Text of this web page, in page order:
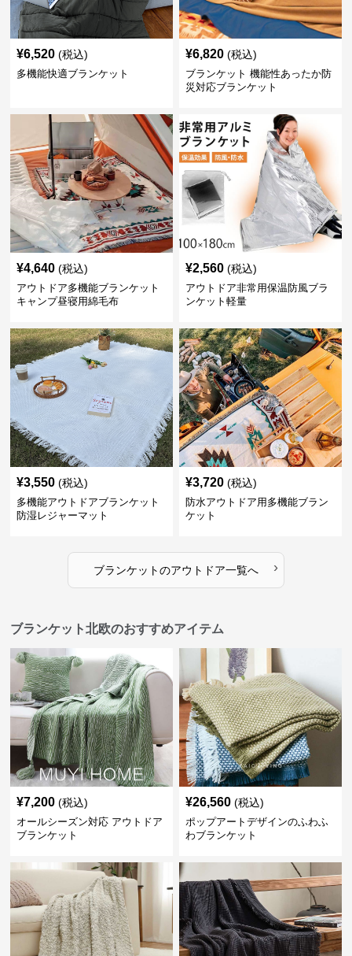
¥6,520 (税込)
多機能快適ブランケット
¥6,820 (税込)
ブランケット 機能性あったか防
災対応ブランケット
¥4,640 (税込)
アウトドア多機能ブランケット
キャンプ昼寝用綿毛布
¥2,560 (税込)
アウトドア非常用保温防風ブラ
ンケット軽量
¥3,550 (税込)
多機能アウトドアブランケット
防湿レジャーマット
¥3,720 (税込)
防水アウトドア用多機能ブラン
ケット
ブランケットのアウトドア一覧へ ›
ブランケット北欧のおすすめアイテム
¥7,200 (税込)
オールシーズン対応 アウトドア
ブランケット
¥26,560 (税込)
ポップアートデザインのふわふ
わブランケット